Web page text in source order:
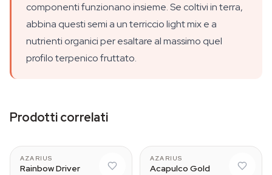
componenti funzionano insieme. Se coltivi in terra,
abbina questi semi a un terriccio light mix e a
nutrienti organici per esaltare al massimo quel
profilo terpenico fruttato.
Prodotti correlati
AZARIUS
Rainbow Driver
AZARIUS
Acapulco Gold